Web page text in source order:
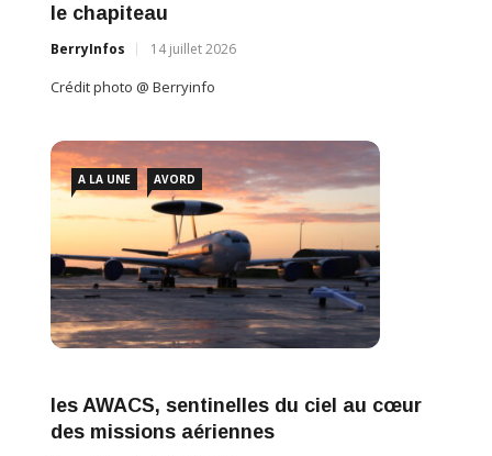
le chapiteau
BerryInfos 14 juillet 2026
Crédit photo @ Berryinfo
A LA UNE AVORD
les AWACS, sentinelles du ciel au cœur
des missions aériennes